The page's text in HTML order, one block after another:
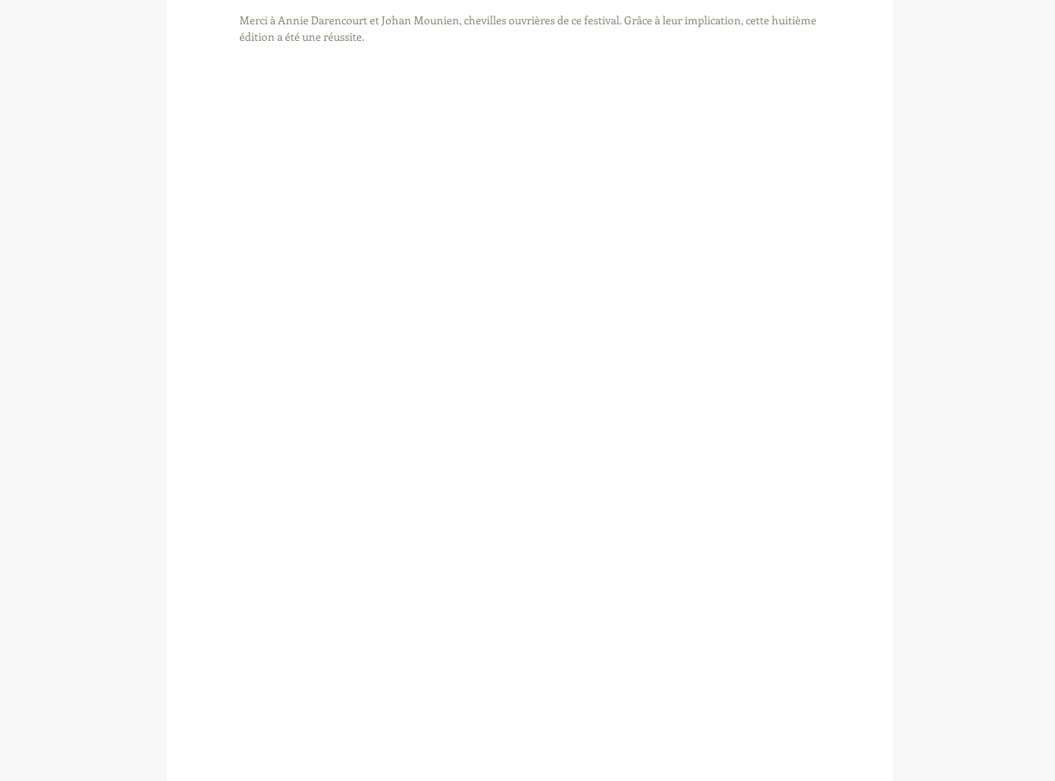
Merci à Annie Darencourt et Johan Mounien, chevilles ouvrières de ce festival. Grâce à leur implication, cette huitième
édition a été une réussite.